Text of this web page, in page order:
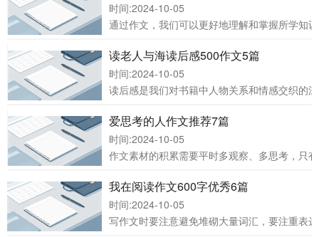
时间:2024-10-05
通过作文，我们可以更好地理解和掌握所学知
读老人与海读后感500作文5篇
时间:2024-10-05
读后感是我们对书籍中人物关系和情感交织的
爱思考的人作文推荐7篇
时间:2024-10-05
作文素材的积累需要平时多观察、多思考，只
我在阅读作文600字优秀6篇
时间:2024-10-05
写作文时要注意避免堆砌大量词汇，要注重表